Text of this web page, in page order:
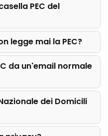
PEC del
legge mai la PEC?
da un'email normale
dei Domicili